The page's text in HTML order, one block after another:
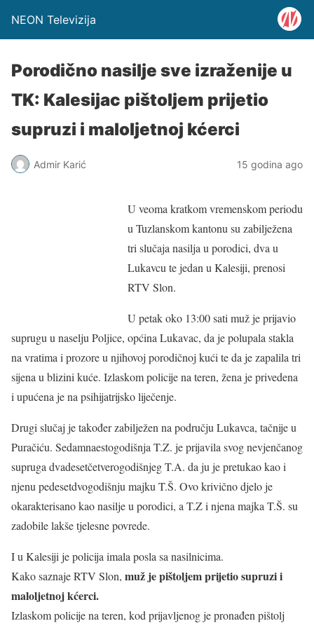
NEON Televizija
Porodično nasilje sve izraženije u
TK: Kalesijac pištoljem prijetio
supruzi i maloljetnoj kćerci
Admir Karić 15 godina ago
U veoma kratkom vremenskom periodu
u Tuzlanskom kantonu su zabilježena
tri slučaja nasilja u porodici, dva u
Lukavcu te jedan u Kalesiji, prenosi
RTV Slon.
U petak oko 13:00 sati muž je prijavio
suprugu u naselju Poljice, općina Lukavac, da je polupala stakla
na vratima i prozore u njihovoj porodičnoj kući te da je zapalila tri
sijena u blizini kuće. Izlaskom policije na teren, žena je privedena
i upućena je na psihijatrijsko liječenje.
Drugi slučaj je također zabilježen na području Lukavca, tačnije u
Puračiću. Sedamnaestogodišnja T.Z. je prijavila svog nevjenčanog
supruga dvadesetčetverogodišnjeg T.A. da ju je pretukao kao i
njenu pedesetdvogodišnju majku T.Š. Ovo krivično djelo je
okarakterisano kao nasilje u porodici, a T.Z i njena majka T.Š. su
zadobile lakše tjelesne povrede.
I u Kalesiji je policija imala posla sa nasilnicima.
Kako saznaje RTV Slon, muž je pištoljem prijetio supruzi i
maloljetnoj kćerci.
Izlaskom policije na teren, kod prijavljenog je pronađen pištolj